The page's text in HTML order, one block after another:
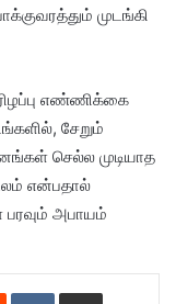
முடங்கி
எண்ணிக்கை
சேறும்
செல்ல முடியாத
என்பதால்
அபாயம்
Reddit VKontakte